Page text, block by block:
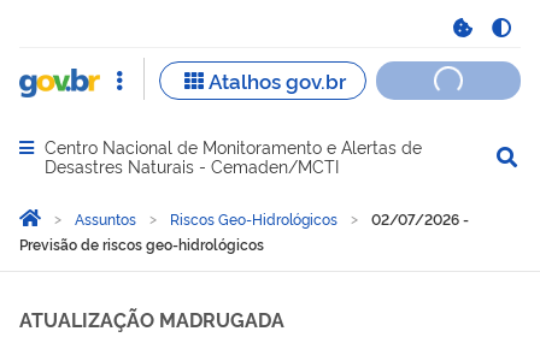
Abrir menu principal de navegação
Centro Nacional de Monitoramento e Alertas de
Desastres Naturais - Cemaden/MCTI
Você está aqui:
Página Inicial
Assuntos Riscos Geo-Hidrológicos
02/07/2026 -
Previsão de riscos geo-hidrológicos
ATUALIZAÇÃO MADRUGADA